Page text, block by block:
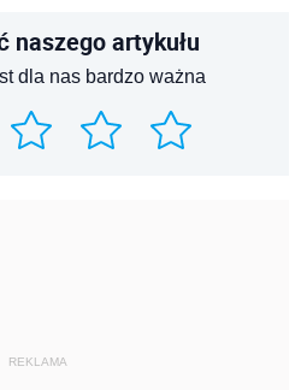
naszego artykułu
dla nas bardzo ważna
REKLAMA